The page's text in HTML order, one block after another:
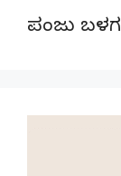
ಪಂಜು ಬಳಗ